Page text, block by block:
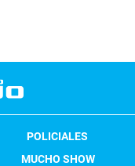
POLICIALES
MUCHO SHOW